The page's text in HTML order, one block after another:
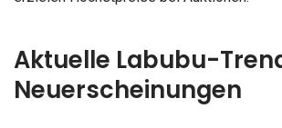
Aktuelle Labubu-
Neuerscheinungen